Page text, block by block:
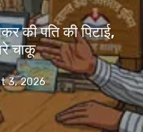
की पति की पिटाई,
चाकू
3, 2026